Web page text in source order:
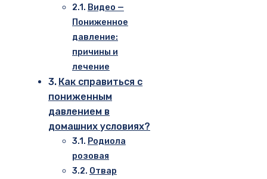
Видео —
Пониженное
давление:
причины и
лечение
Как справиться с
пониженным
давлением в
домашних условиях?
Родиола
розовая
Отвар